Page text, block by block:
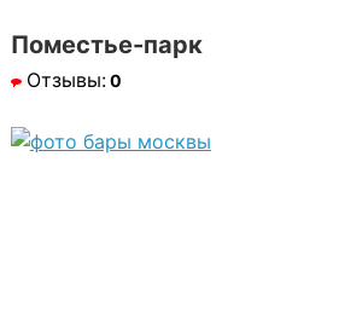
Поместье-парк
Отзывы:0